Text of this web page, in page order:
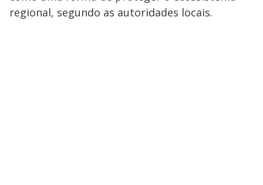
regional, segundo as autoridades locais.